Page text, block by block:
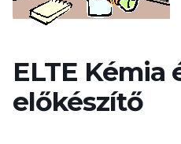
ELTE Kémia
előkészítő